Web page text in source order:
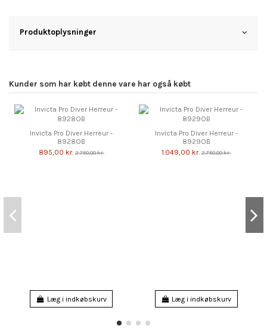
Produktoplysninger
Kunder som har købt denne vare har også købt
Invicta Pro Diver Herreur -
8928OB
895,00 kr.2.750,00 kr.
Læg i indkøbskurv
Invicta Pro Diver Herreur -
8929OB
1.049,00 kr.2.750,00 kr.
Læg i indkøbskurv